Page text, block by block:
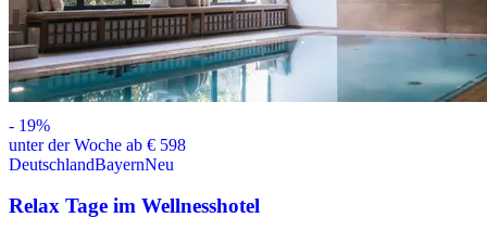
- 19%
unter der Woche ab € 598
DeutschlandBayernNeu
Relax Tage im Wellnesshotel